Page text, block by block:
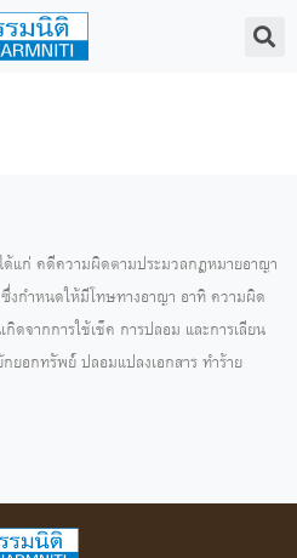
ด้แก่ คดีความผิดตามประมวลกฎหมายอาญา
กำหนดให้มีโทษทางอาญา อาทิ ความผิด
จากการใช้เช็ค การปลอม และการเลียน
ยอกทรัพย์ ปลอมแปลงเอกสาร ทำร้าย